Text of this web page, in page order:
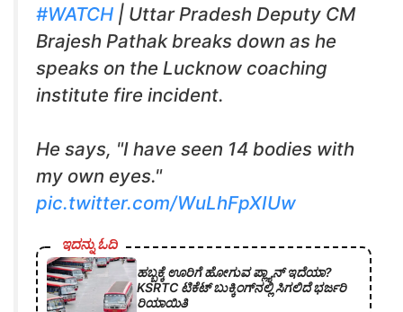
#WATCH | Uttar Pradesh Deputy CM
Brajesh Pathak breaks down as he
speaks on the Lucknow coaching
institute fire incident.
He says, "I have seen 14 bodies with
my own eyes."
pic.twitter.com/WuLhFpXIUw
ಇದನ್ನು ಓದಿ
ಹಬ್ಬಕ್ಕೆ ಊರಿಗೆ ಹೋಗುವ ಪ್ಲ್ಯಾನ್ ಇದೆಯಾ?
KSRTC ಟಿಕೆಟ್ ಬುಕ್ಕಿಂಗ್‌ನಲ್ಲಿ ಸಿಗಲಿದೆ ಭರ್ಜರಿ
ರಿಯಾಯಿತಿ